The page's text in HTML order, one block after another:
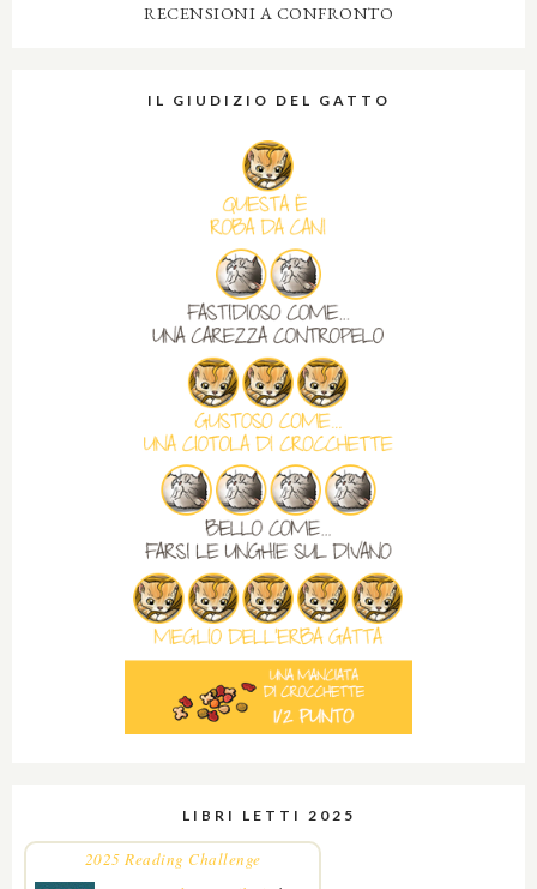
RECENSIONI A CONFRONTO
IL GIUDIZIO DEL GATTO
LIBRI LETTI 2025
2025 Reading Challenge